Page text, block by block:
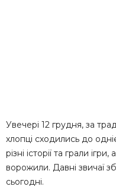
Увечері 12 грудня, за
хлопці сходились до
різні історії та грали
ворожили. Давні звичаї
сьогодні.